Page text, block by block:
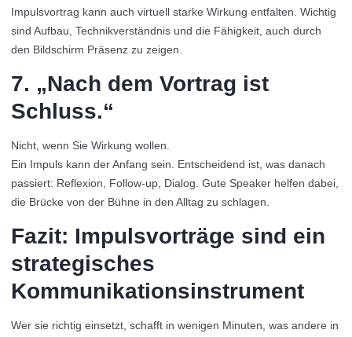
Impulsvortrag kann auch virtuell starke Wirkung entfalten. Wichtig
sind Aufbau, Technikverständnis und die Fähigkeit, auch durch
den Bildschirm Präsenz zu zeigen.
7. „Nach dem Vortrag ist
Schluss.“
Nicht, wenn Sie Wirkung wollen.
Ein Impuls kann der Anfang sein. Entscheidend ist, was danach
passiert: Reflexion, Follow-up, Dialog. Gute Speaker helfen dabei,
die Brücke von der Bühne in den Alltag zu schlagen.
Fazit: Impulsvorträge sind ein
strategisches
Kommunikationsinstrument
Wer sie richtig einsetzt, schafft in wenigen Minuten, was andere in